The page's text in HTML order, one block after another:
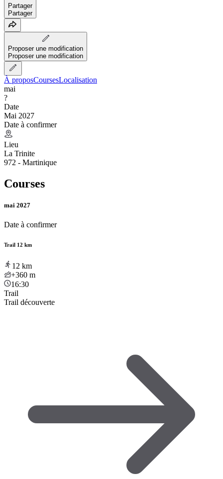
Partager
Partager
Proposer une modification
Proposer une modification
À proposCoursesLocalisation
mai
?
Date
Mai 2027
Date à confirmer
Lieu
La Trinite
972 - Martinique
Courses
mai 2027
Date à confirmer
Trail 12 km
12 km
+360 m
16:30
Trail
Trail découverte